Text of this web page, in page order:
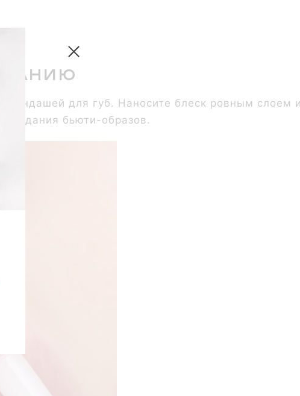
для губ. Наносите блеск ровным слоем
бьюти-образов.